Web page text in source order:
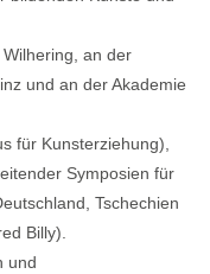
an der
und an der Akademie
für Kunsterziehung),
Symposien für
Tschechien
Billy).
und